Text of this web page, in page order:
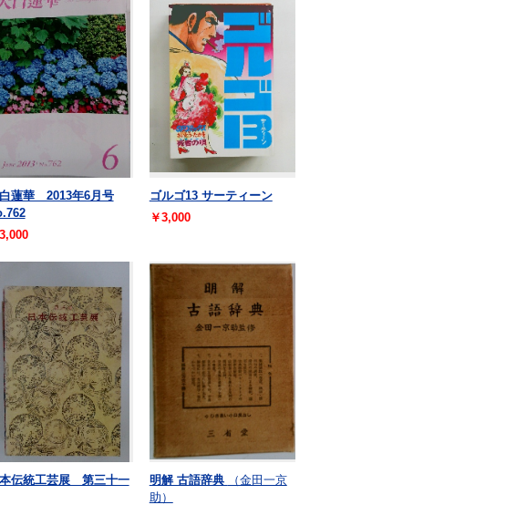
蓮華 2013年6月号
ゴルゴ13 サーティーン
￥3,000
伝統工芸展 第三十一
明解 古語辞典
（金田一京
助）